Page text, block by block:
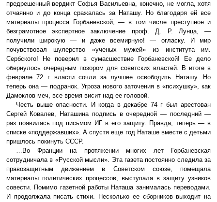
предрешенный вердикт Софья Васильевна, конечно, не могла, хотя
отчаянно и до конца сражалась за Наташу. Но благодаря ей все
материалы процесса Горбаневской, — в том числе преступное и
безграмотное экспертное заключение проф. Д. Р. Лунца, —
получили широкую — и даже всемирную! — огласку. И мир
почувствовал шулерство «ученых мужей» из института им.
Сербского! Не поверил в сумасшествие Горбаневской! Ее дело
обернулось очередным позором для советских властей. В итоге в
феврале 72 г власти сочли за лучшее освободить Наташу. Но
теперь она — подранок. Угроза нового заточения в «психушку», как
Дамоклов меч, все время висит над ее головой.
Честь выше опасности. И когда в декабре 74 г был арестован
Сергей Ковалев, Наташина подпись в очередной — последний —
раз появилась под письмом ИГ в его защиту. Правда, теперь — в
списке «поддержавших». А спустя еще год Наташе вместе с детьми
пришлось покинуть СССР.
…Во Франции на протяжении многих лет Горбаневская
сотрудничала в «Русской мысли». Эта газета постоянно следила за
правозащитным движением в Советском союзе, помещала
материалы политических процессов, выступала в защиту узников
совести. Помимо газетной работы Наташа занималась переводами.
И продолжала писать стихи. Несколько ее сборников выходит на